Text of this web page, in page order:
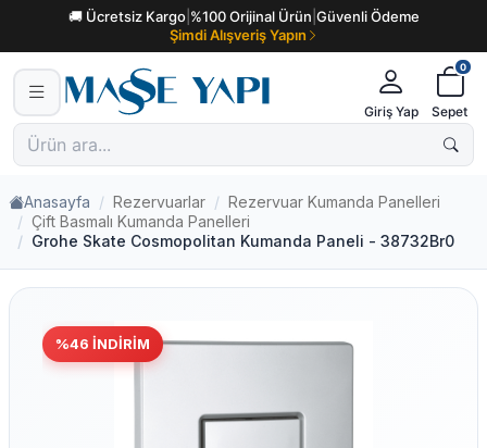
🚚 Ücretsiz Kargo| %100 Orijinal Ürün Güvenli Ödeme
Şimdi Alışveriş Yapın
Giriş Yap
0
Sepet
Anasayfa Rezervuarlar
Rezervuar Kumanda Panelleri
Çift Basmalı Kumanda Panelleri
Grohe Skate Cosmopolitan Kumanda Paneli - 38732Br0
%46 İNDIRIM